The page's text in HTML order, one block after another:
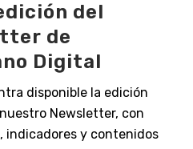
del
de
Digital
disponible la edición
Newsletter, con
indicadores y contenidos